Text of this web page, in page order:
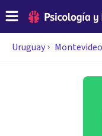
Uruguay Montevideo